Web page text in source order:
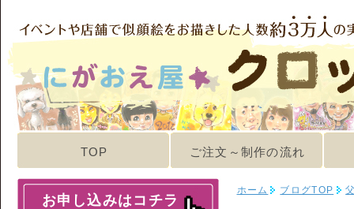
TOP ご注文～制作の流れ
ホーム ブログTOP
お申し込みはコチラ